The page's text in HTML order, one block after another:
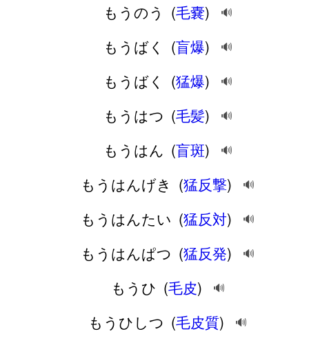
もうのう (毛嚢) 🔊
もうばく (盲爆) 🔊
もうばく (猛爆) 🔊
もうはつ (毛髪) 🔊
もうはん (盲斑) 🔊
もうはんげき (猛反撃) 🔊
もうはんたい (猛反対) 🔊
もうはんぱつ (猛反発) 🔊
もうひ (毛皮) 🔊
もうひしつ (毛皮質) 🔊